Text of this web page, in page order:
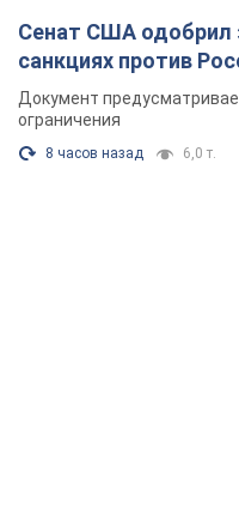
Сенат США одобрил
санкциях против
Документ
ограничения
8 часов назад 6,0 т.